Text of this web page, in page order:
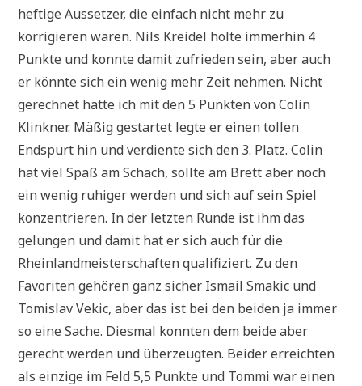
heftige Aussetzer, die einfach nicht mehr zu
korrigieren waren. Nils Kreidel holte immerhin 4
Punkte und konnte damit zufrieden sein, aber auch
er könnte sich ein wenig mehr Zeit nehmen. Nicht
gerechnet hatte ich mit den 5 Punkten von Colin
Klinkner. Mäßig gestartet legte er einen tollen
Endspurt hin und verdiente sich den 3. Platz. Colin
hat viel Spaß am Schach, sollte am Brett aber noch
ein wenig ruhiger werden und sich auf sein Spiel
konzentrieren. In der letzten Runde ist ihm das
gelungen und damit hat er sich auch für die
Rheinlandmeisterschaften qualifiziert. Zu den
Favoriten gehören ganz sicher Ismail Smakic und
Tomislav Vekic, aber das ist bei den beiden ja immer
so eine Sache. Diesmal konnten dem beide aber
gerecht werden und überzeugten. Beider erreichten
als einzige im Feld 5,5 Punkte und Tommi war einen